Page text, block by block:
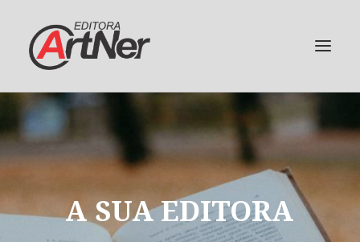
A SUAEDITORA